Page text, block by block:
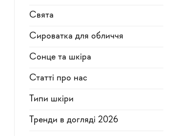
Свята
Сироватка для обличчя
Сонце та шкіра
Статті про нас
Типи шкіри
Тренди в догляді 2026